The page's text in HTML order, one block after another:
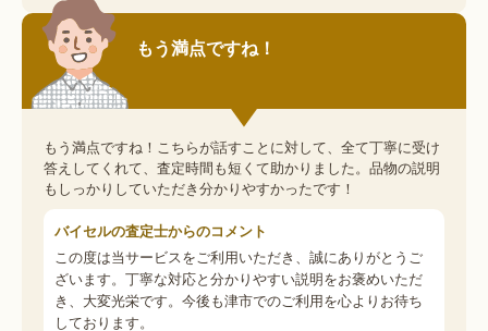
もう満点ですね！
もう満点ですね！こちらが話すことに対して、全て丁寧に受け
答えしてくれて、査定時間も短くて助かりました。品物の説明
もしっかりしていただき分かりやすかったです！
バイセルの査定士からのコメント
この度は当サービスをご利用いただき、誠にありがとうご
ざいます。丁寧な対応と分かりやすい説明をお褒めいただ
き、大変光栄です。今後も津市でのご利用を心よりお待ち
しております。